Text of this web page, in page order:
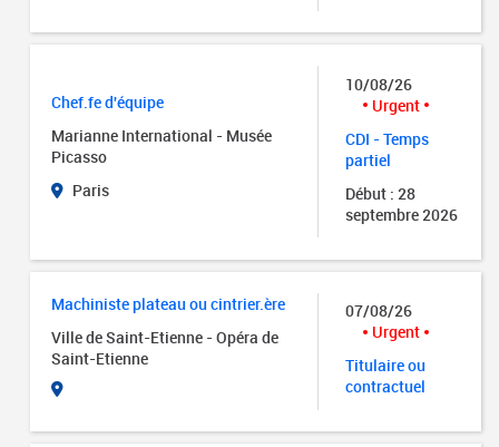
Chef.fe d'équipe
Marianne International - Musée
Picasso
Paris
10/08/26
Urgent
CDI - Temps
partiel
Début : 28
septembre 2026
Machiniste plateau ou cintrier.ère
Ville de Saint-Etienne - Opéra de
Saint-Etienne
07/08/26
Urgent
Titulaire ou
contractuel